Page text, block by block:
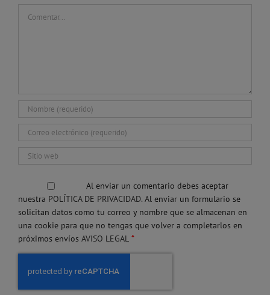
Al enviar un comentario debes aceptar
nuestra POLÍTICA DE PRIVACIDAD. Al enviar un formulario se
solicitan datos como tu correo y nombre que se almacenan en
una cookie para que no tengas que volver a completarlos en
próximos envíos AVISO LEGAL *